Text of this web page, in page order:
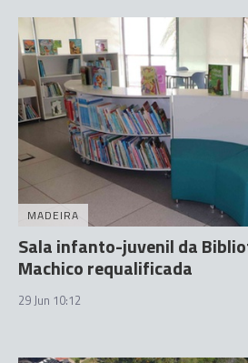
MADEIRA
Sala infanto-juvenil da
Machico requalificada
29 Jun 10:12